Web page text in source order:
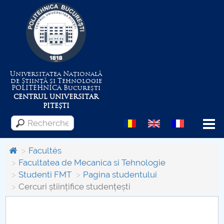
Universitatea Națională
de Știință și Tehnologie
POLITEHNICABucurești
CENTRUL UNIVERSITAR
PITEȘTI
Menu
Despre Universitate
Centrul de Management al Proiectelor
Facultés
Facultatea de Mecanica si Tehnologie
Studenti FMT
Pagina studentului
Cercuri științifice studențești